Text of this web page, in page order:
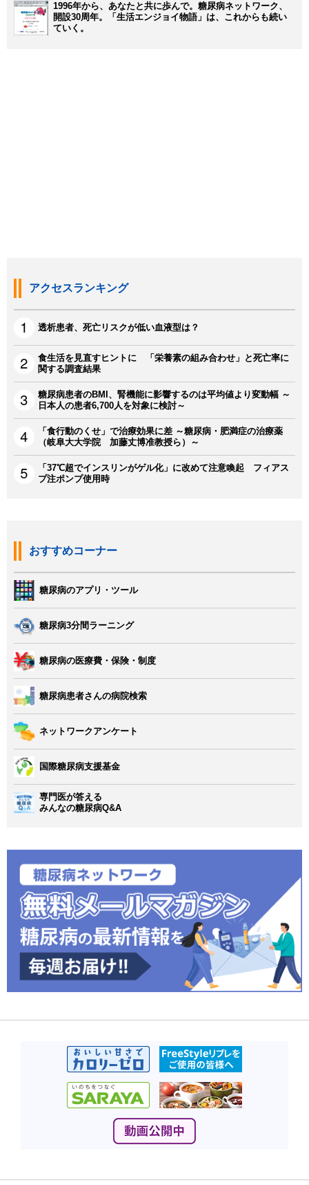
1996年から、あなたと共に歩んで。糖尿病ネットワーク、
開設30周年。「生活エンジョイ物語」は、これからも続い
ていく。
アクセスランキング
透析患者、死亡リスクが低い血液型は？
食生活を見直すヒントに 「栄養素の組み合わせ」と死亡率に
関する調査結果
糖尿病患者のBMI、腎機能に影響するのは平均値より変動幅 ～
日本人の患者6,700人を対象に検討～
「食行動のくせ」で治療効果に差 ～糖尿病・肥満症の治療薬
（岐阜大大学院 加藤丈博准教授ら）～
「37℃超でインスリンがゲル化」に改めて注意喚起 フィアス
プ注ポンプ使用時
おすすめコーナー
糖尿病のアプリ・ツール
糖尿病3分間ラーニング
糖尿病の医療費・保険・制度
糖尿病患者さんの病院検索
ネットワークアンケート
国際糖尿病支援基金
専門医が答える
みんなの糖尿病Q&A